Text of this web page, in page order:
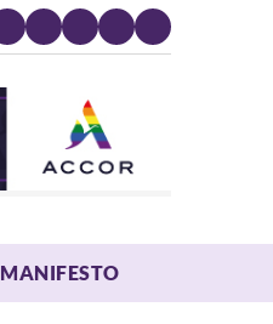
MANIFESTO